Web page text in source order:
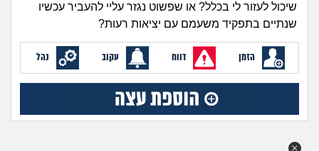
לימודים וסטודנטים
עבודה וקריירה
חברים ואנשים
שיכול לעזור לי בכלל? או שפשוט נגזר עליי להעביר עכשיו
שנתיים בתפקיד משעמם עם יציאות רעות?
הזמן דווח עקוב נהל